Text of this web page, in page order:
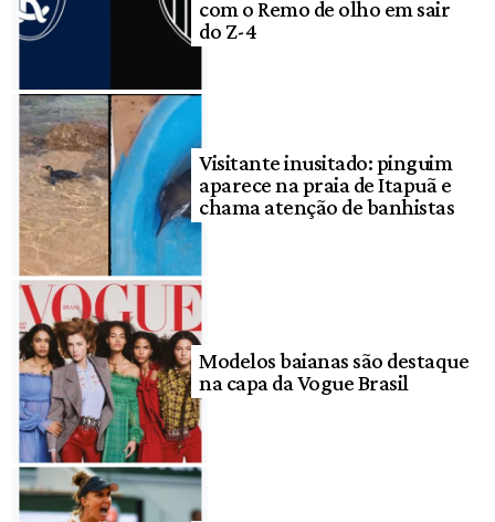
com o Remo de olho em sair
do Z-4
Visitante inusitado: pinguim
aparece na praia de Itapuã e
chama atenção de banhistas
Modelos baianas são destaque
na capa da Vogue Brasil